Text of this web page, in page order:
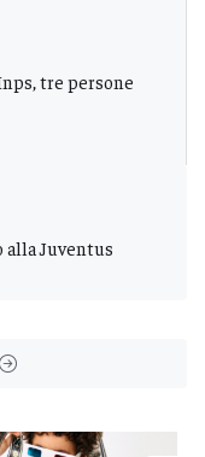
tre persone
alla Juventus